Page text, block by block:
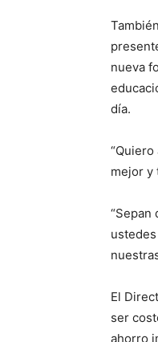
nueva
día.
mejor y
“Sepan
El
ser
ahorro